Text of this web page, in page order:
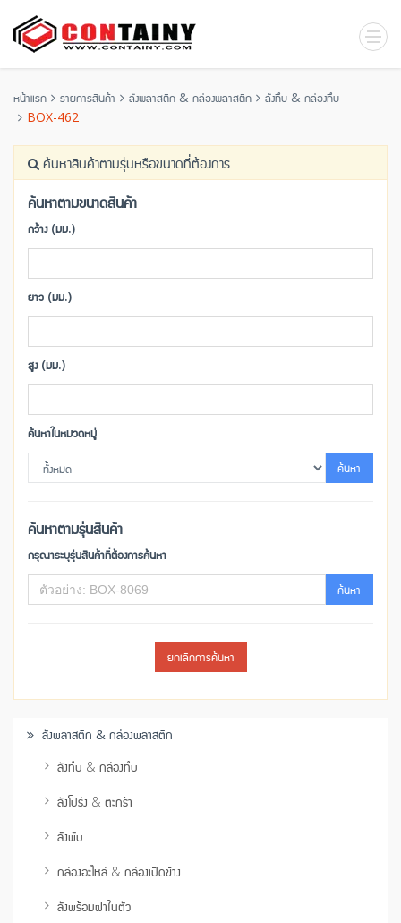
หน้าแรก รายการสินค้า ลังพลาสติก & กล่องพลาสติก
ลังทึบ & กล่องทึบ
BOX-462
ค้นหาสินค้าตามรุ่นหรือขนาดที่ต้องการ
ค้นหาตามขนาดสินค้า
กว้าง (มม.)
ยาว (มม.)
สูง (มม.)
ค้นหาในหมวดหมู่
ค้นหา
ค้นหาตามรุ่นสินค้า
กรุณาระบุรุ่นสินค้าที่ต้องการค้นหา
ค้นหา
ยกเลิกการค้นหา
ลังพลาสติก & กล่องพลาสติก
ลังทึบ & กล่องทึบ
ลังโปร่ง & ตะกร้า
ลังพับ
กล่องอะไหล่ & กล่องเปิดข้าง
ลังพร้อมฝาในตัว